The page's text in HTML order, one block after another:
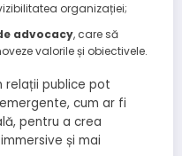
organizației;
advocacy, care să
valorile și obiectivele.
relații publice pot
cum ar fi
pentru a crea
și mai